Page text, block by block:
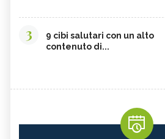
3
9 cibi salutari con un alto
contenuto di...